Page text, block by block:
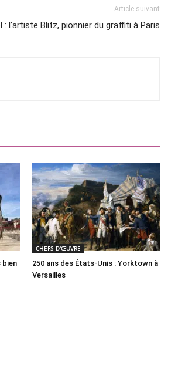
Article suivant
: l’artiste Blitz, pionnier du graffiti à Paris
bien
CHEFS-D'ŒUVRE
250 ans des États-Unis : Yorktown à
Versailles